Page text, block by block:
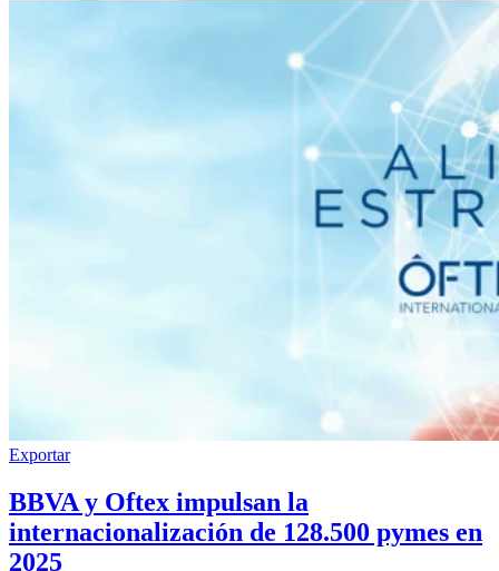
Exportar
BBVA y Oftex impulsan la
internacionalización de 128.500 pymes en
2025